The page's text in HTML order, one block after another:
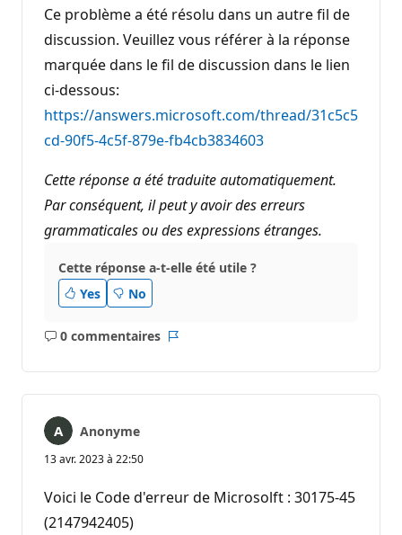
Ce problème a été résolu dans un autre fil de
discussion. Veuillez vous référer à la réponse
marquée dans le fil de discussion dans le lien
ci-dessous:
https://answers.microsoft.com/thread/31c5c5
cd-90f5-4c5f-879e-fb4cb3834603
Cette réponse a été traduite automatiquement.
Par conséquent, il peut y avoir des erreurs
grammaticales ou des expressions étranges.
Cette réponse a-t-elle été utile ?
Yes
No
0 commentaires
Aucun
Rapport
Anonyme
13 avr. 2023 à 22:50
Voici le Code d'erreur de Microsolft : 30175-45
(2147942405)